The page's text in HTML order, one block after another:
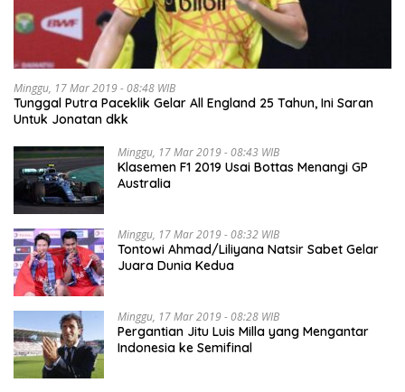
Minggu, 17 Mar 2019 - 08:48 WIB
Tunggal Putra Paceklik Gelar All England 25 Tahun, Ini Saran
Untuk Jonatan dkk
Minggu, 17 Mar 2019 - 08:43 WIB
Klasemen F1 2019 Usai Bottas Menangi GP
Australia
Minggu, 17 Mar 2019 - 08:32 WIB
Tontowi Ahmad/Liliyana Natsir Sabet Gelar
Juara Dunia Kedua
Minggu, 17 Mar 2019 - 08:28 WIB
Pergantian Jitu Luis Milla yang Mengantar
Indonesia ke Semifinal